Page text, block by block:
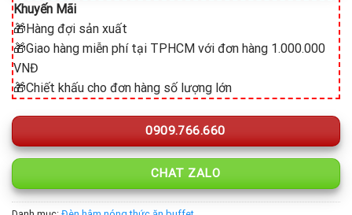
Khuyến Mãi
🎁Hàng đợi sản xuất
🎁Giao hàng miễn phí tại TPHCM với đơn hàng 1.000.000
VNĐ
🎁Chiết khấu cho đơn hàng số lượng lớn
0909.766.660
CHAT ZALO